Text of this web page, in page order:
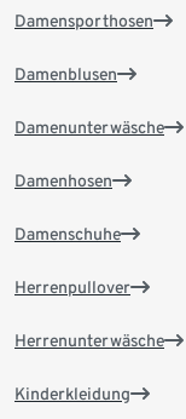
Damensporthosen
Damenblusen
Damenunterwäsche
Damenhosen
Damenschuhe
Herrenpullover
Herrenunterwäsche
Kinderkleidung